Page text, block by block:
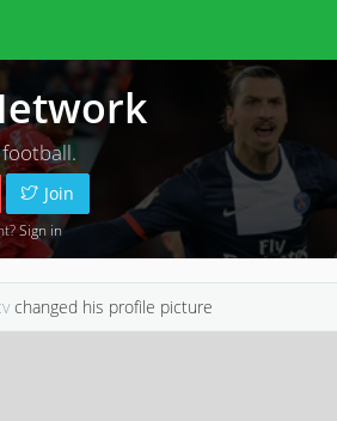
Join
Sign in
changed his profile picture